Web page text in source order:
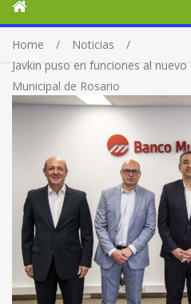
Home
Noticias
Javkin puso en funciones al
Municipal de Rosario